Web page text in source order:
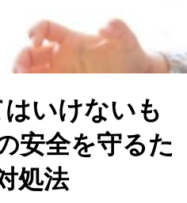
いけないも
安全を守るた
処法